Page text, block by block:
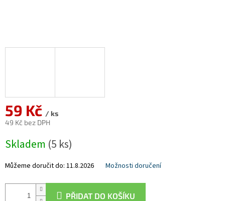
59 Kč / ks
49 Kč bez DPH
cena:
Skladem (5 ks)
Můžeme doručit do: 11.8.2026 Možnosti doručení
PŘIDAT DO KOŠÍKU